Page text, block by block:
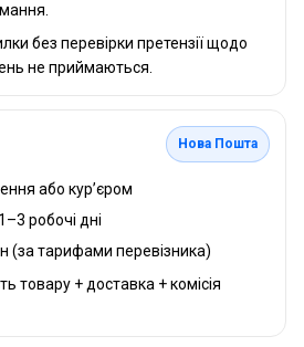
без перевірки претензії щодо
не приймаються.
Нова Пошта
або кур’єром
робочі дні
(за тарифами перевізника)
товару + доставка + комісія